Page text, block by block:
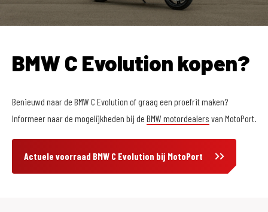
BMW C Evolution kopen?
Benieuwd naar de BMW C Evolution of graag een proefrit maken?
Informeer naar de mogelijkheden bij de BMW motordealers van MotoPort.
Actuele voorraad BMW C Evolution bij MotoPort